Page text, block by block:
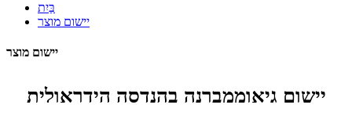
בַּיִת
יישום מוצר
יישום מוצר
יישום גיאוממברנה בהנדסה הידראולית